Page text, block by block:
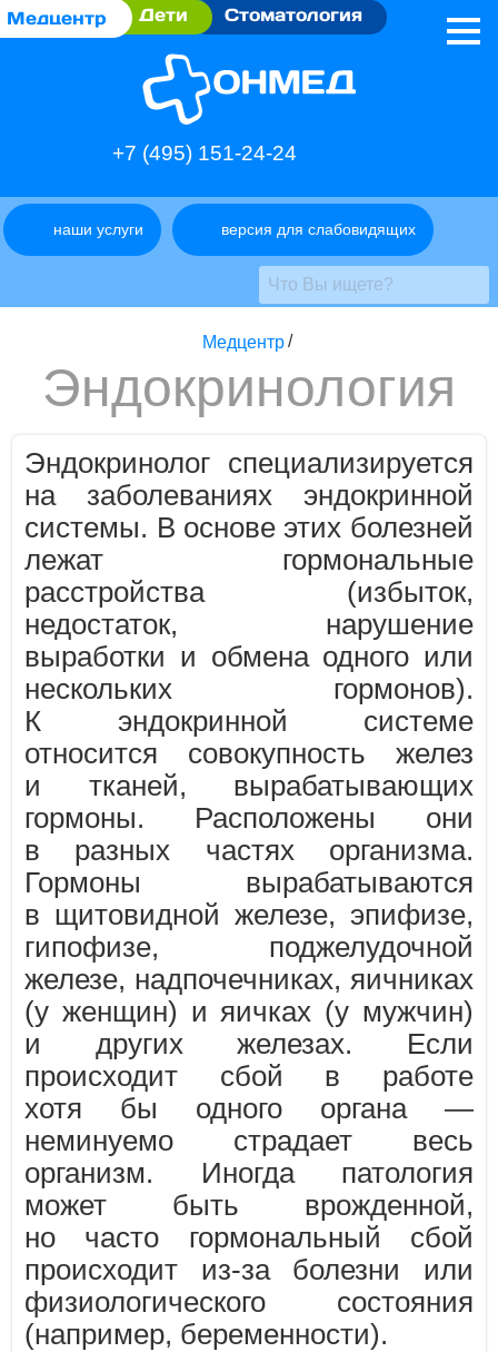
Медцентр Дети Стоматология
+7 (495) 151-24-24
наши услуги версия для слабовидящих
Медцентр/
Эндокринология
Эндокринолог специализируется
на заболеваниях эндокринной
системы. В основе этих болезней
лежат гормональные
расстройства (избыток,
недостаток, нарушение
выработки и обмена одного или
нескольких гормонов).
К эндокринной системе
относится совокупность желез
и тканей, вырабатывающих
гормоны. Расположены они
в разных частях организма.
Гормоны вырабатываются
в щитовидной железе, эпифизе,
гипофизе, поджелудочной
железе, надпочечниках, яичниках
(у женщин) и яичках (у мужчин)
и других железах. Если
происходит сбой в работе
хотя бы одного органа —
неминуемо страдает весь
организм. Иногда патология
может быть врожденной,
но часто гормональный сбой
происходит из-за болезни или
физиологического состояния
(например, беременности).